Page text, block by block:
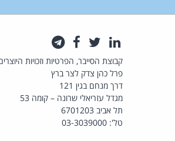
לינקדאין
טוויטרפייסבוק
קבוצת הסייבר, הפרטיות וזכויות
פרל כהן צדק לצר ברץ
דרך מנחם בגין 121
מגדל עזריאלי שרונה – קומה 53
תל אביב 6701203
טל': 03-3039000